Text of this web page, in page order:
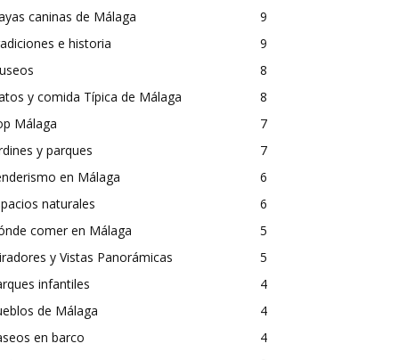
caninas de Málaga
9
e historia
9
8
y comida Típica de Málaga
8
Málaga
7
y parques
7
en Málaga
6
naturales
6
comer en Málaga
5
y Vistas Panorámicas
5
infantiles
4
de Málaga
4
en barco
4